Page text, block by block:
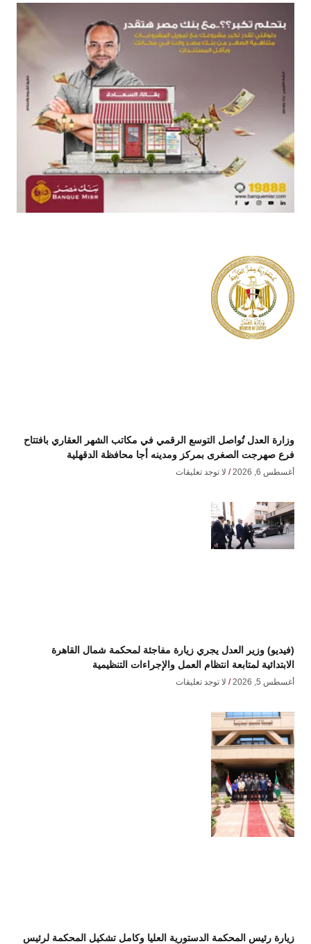
وزارة العدل تُواصل التوسع الرقمي في مكاتب الشهر العقاري بافتتاح
فرع صهرجت الصغرى بمركز ومدينه أجا محافظة الدقهلية
أغسطس 6, 2026 لا توجد تعليقات
(فيديو) وزير العدل يجري زيارة مفاجئة لمحكمة شمال القاهرة
الابتدائية لمتابعة انتظام العمل والإجراءات التنظيمية
أغسطس 5, 2026 لا توجد تعليقات
زيارة رئيس المحكمة الدستورية العليا وكامل تشكيل المحكمة لرئيس